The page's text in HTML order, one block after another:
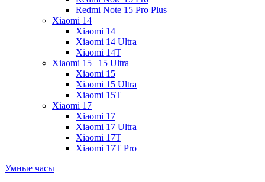
Redmi Note 15 Pro Plus
Xiaomi 14
Xiaomi 14
Xiaomi 14 Ultra
Xiaomi 14T
Xiaomi 15 | 15 Ultra
Xiaomi 15
Xiaomi 15 Ultra
Xiaomi 15T
Xiaomi 17
Xiaomi 17
Xiaomi 17 Ultra
Xiaomi 17T
Xiaomi 17T Pro
Умные часы